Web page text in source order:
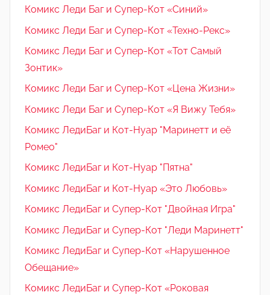
Комикс Леди Баг и Супер-Кот «Синий»
Комикс Леди Баг и Супер-Кот «Техно-Рекс»
Комикс Леди Баг и Супер-Кот «Тот Самый
Зонтик»
Комикс Леди Баг и Супер-Кот «Цена Жизни»
Комикс Леди Баг и Супер-Кот «Я Вижу Тебя»
Комикс ЛедиБаг и Кот-Нуар "Маринетт и её
Ромео"
Комикс ЛедиБаг и Кот-Нуар "Пятна"
Комикс ЛедиБаг и Кот-Нуар «Это Любовь»
Комикс ЛедиБаг и Супер-Кот "Двойная Игра"
Комикс ЛедиБаг и Супер-Кот "Леди Маринетт"
Комикс ЛедиБаг и Супер-Кот «Нарушенное
Обещание»
Комикс ЛедиБаг и Супер-Кот «Роковая